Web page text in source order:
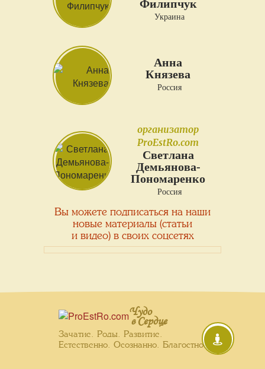
Филипчук
Украина
Анна
Князева
Россия
организатор
ProEstRo.com
Светлана
Демьянова-
Пономаренко
Россия
Вы можете подписаться на наши
новые материалы (статьи
и видео) в своих соцсетях
Чудо
в Сердце
Зачатие. Роды. Развитие.
Естественно. Осознанно. Благостно.